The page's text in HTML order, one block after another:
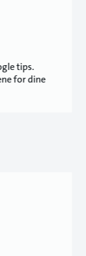
tips.
for dine